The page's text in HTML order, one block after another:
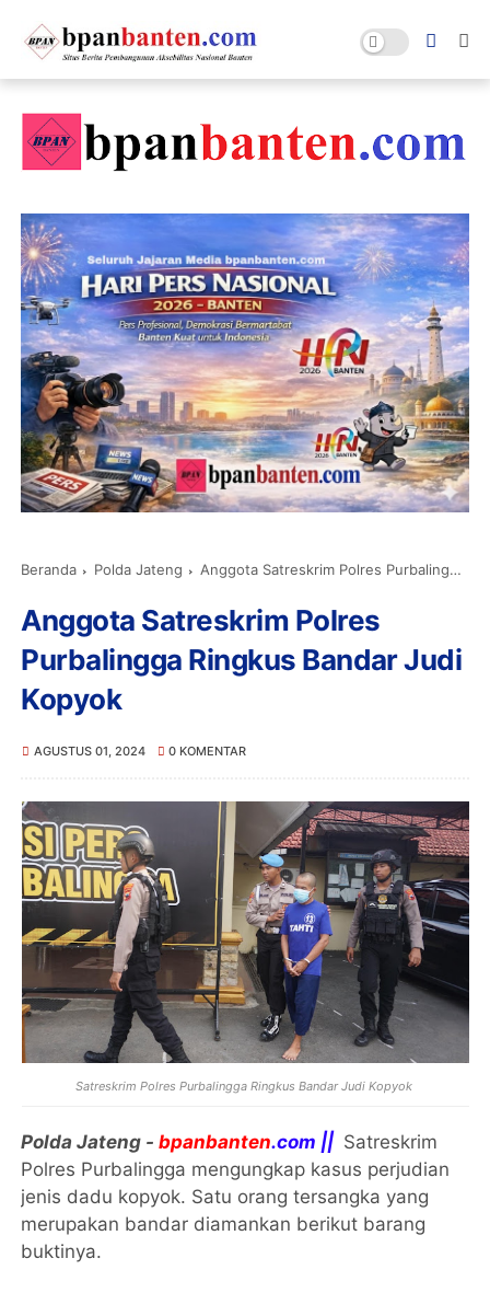
Beranda Polda Jateng Anggota Satreskrim Polres Purbalingga Ringkus Bandar Judi Kopyok
Anggota Satreskrim Polres
Purbalingga Ringkus Bandar Judi
Kopyok
AGUSTUS 01, 2024 0 KOMENTAR
Satreskrim Polres Purbalingga Ringkus Bandar Judi Kopyok
Polda Jateng -bpanbanten.com || Satreskrim
Polres Purbalingga mengungkap kasus perjudian
jenis dadu kopyok. Satu orang tersangka yang
merupakan bandar diamankan berikut barang
buktinya.